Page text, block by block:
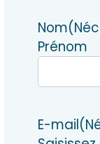
Nom
Prénom
E-mail